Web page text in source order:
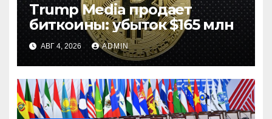
Trump Media продает
биткоины: убыток $165 млн
АВГ 4, 2026 ADMIN